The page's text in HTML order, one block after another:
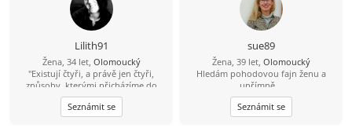
Lilith91
Žena, 34 let, Olomoucký
"Existují čtyři, a právě jen čtyři,
způsoby, kterými přicházíme do
kontaktu s okolním světem. A jsme
oceňováni a hodnoceni právě podle
těchto čtyř kritérií: co děláme, jak
Seznámit se
sue89
Žena, 39 let, Olomoucký
Hledám pohodovou fajn ženu a
upřímně ..
Seznámit se